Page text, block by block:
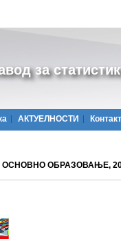
за
АКТУЕЛНОСТИ Контакт
ОСНОВНО ОБРАЗОВАЊЕ,